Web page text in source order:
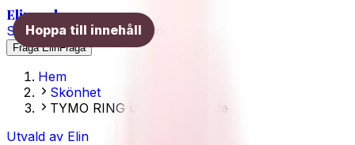
Hoppa till innehåll
Elins val
SkönhetHälsa TräningGuider
Fråga ElinFråga
Hem
Skönhet
TYMO RING uträtningsborste
Utvald av Elin